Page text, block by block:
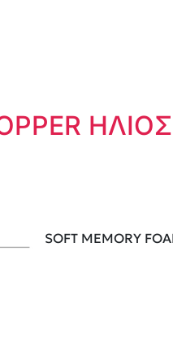
SOFT MEMORY